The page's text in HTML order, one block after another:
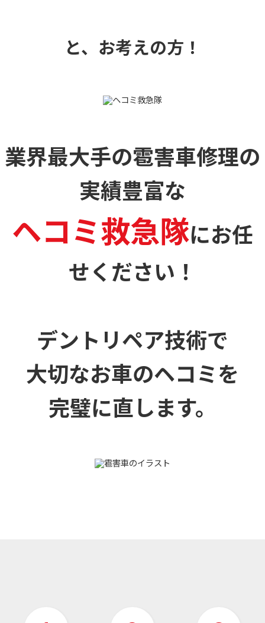
と、お考えの方！
業界最大手の雹害車修理の
実績豊富な
ヘコミ救急隊にお任
せください！
デントリペア技術で
大切なお車のヘコミを
完璧に直します。